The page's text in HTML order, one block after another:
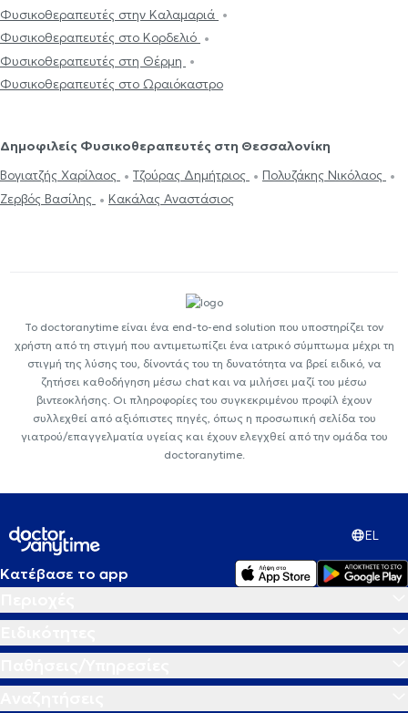
Φυσικοθεραπευτές στην Καλαμαριά
Φυσικοθεραπευτές στο Κορδελιό
Φυσικοθεραπευτές στη Θέρμη
Φυσικοθεραπευτές στο Ωραιόκαστρο
Δημοφιλείς Φυσικοθεραπευτές στη Θεσσαλονίκη
Βογιατζής Χαρίλαος
Τζούρας Δημήτριος
Πολυζάκης Νικόλαος
Ζερβός Βασίλης
Κακάλας Αναστάσιος
Το doctoranytime είναι ένα end-to-end solution που υποστηρίζει τον
χρήστη από τη στιγμή που αντιμετωπίζει ένα ιατρικό σύμπτωμα μέχρι τη
στιγμή της λύσης του, δίνοντάς του τη δυνατότητα να βρεί ειδικό, να
ζητήσει καθοδήγηση μέσω chat και να μιλήσει μαζί του μέσω
βιντεοκλήσης. Οι πληροφορίες του συγκεκριμένου προφίλ έχουν
συλλεχθεί από αξιόπιστες πηγές, όπως η προσωπική σελίδα του
γιατρού/επαγγελματία υγείας και έχουν ελεγχθεί από την ομάδα του
doctoranytime.
EL
Κατέβασε το app